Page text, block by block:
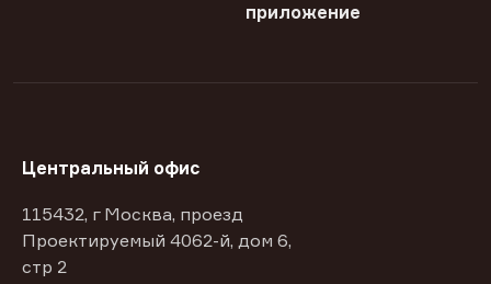
приложение
Центральный офис
115432, г Москва, проезд
Проектируемый 4062-й, дом 6,
стр 2